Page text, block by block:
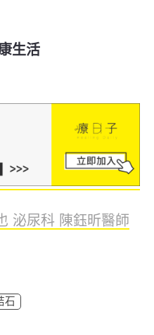
生活
泌尿科 陳鈺昕醫師
石